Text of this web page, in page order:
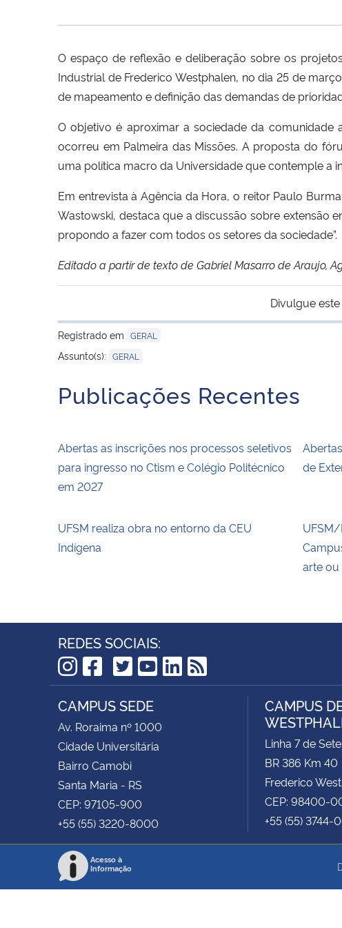
O espaço de reflexão e deliberação sobre os
Industrial de Frederico Westphalen, no dia 25 de
de mapeamento e definição das demandas de
O objetivo é aproximar a sociedade da
ocorreu em Palmeira das Missões. A proposta do
uma política macro da Universidade que contemple a
Em entrevista à Agência da Hora, o reitor Paulo
Wastowski, destaca que a discussão sobre extensão
propondo a fazer com todos os setores da sociedade”.
Editado a partir de texto de Gabriel Masarro de Araujo,
Divulgue
Registrado em GERAL
Assunto(s): GERAL
Publicações Recentes
Abertas as inscrições nos processos seletivos
para ingresso no Ctism e Colégio Politécnico
em 2027
de
UFSM realiza obra no entorno da CEU
Indígena
arte ou
REDES SOCIAIS:
Instagram
Facebook
TikTok
Twitter
YouTube
LinkedIn
RSS
CAMPUS SEDE
Av. Roraima nº 1000
Cidade Universitária
Bairro Camobi
Santa Maria - RS
CEP: 97105-900
+55 (55) 3220-8000
CAMPUS
Linha 7 de
BR 386 Km 40
Frederico
CEP: 98400-
+55 (55) 3744-
Acesso à
Informação